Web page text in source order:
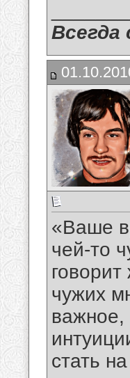
Всегда
«Ваше
чей-то
чужих
важное,
стать